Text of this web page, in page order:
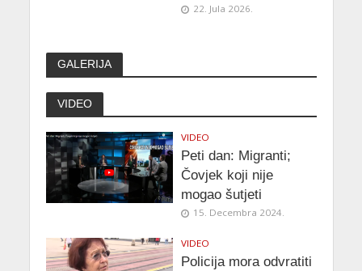
22. Jula 2026.
GALERIJA
VIDEO
VIDEO
Peti dan: Migranti;
Čovjek koji nije
mogao šutjeti
15. Decembra 2024.
VIDEO
Policija mora odvratiti